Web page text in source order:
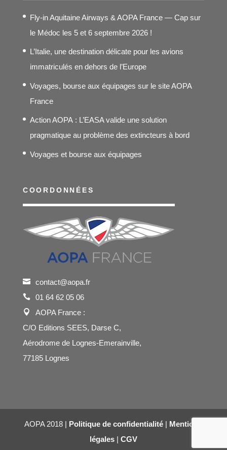
295,00€
Fly-in Aquitaine Airways & AOPA France — Cap sur
le Médoc les 5 et 6 septembre 2026 !
L’Italie, une destination délicate pour les avions
immatriculés en dehors de l’Europe
Voyages, bourse aux équipages sur le site AOPA
France
Action AOPA : L’EASA valide une solution
pragmatique au problème des extincteurs à bord
Voyages et bourse aux équipages
COORDONNÉES
contact@aopa.fr
01 64 62 05 06
AOPA France :
C/O Editions SEES, Darse C,
Aérodrome de Lognes-Emerainville,
77185 Lognes
AOPA 2018 | Politique de confidentialité | Mentions
légales| CGV